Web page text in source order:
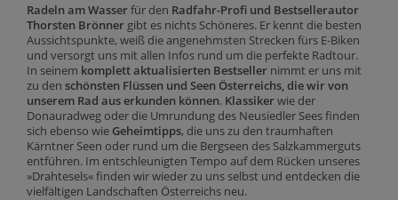
Radeln am Wasserfür den Radfahr-Profi und Bestsellerautor
Thorsten Brönner gibt es nichts Schöneres. Er kennt die besten
Aussichtspunkte, weiß die angenehmsten Strecken fürs E-Biken
und versorgt uns mit allen Infos rund um die perfekte Radtour.
In seinem komplett aktualisierten Bestseller nimmt er uns mit
zu den schönsten Flüssen und Seen Österreichs, die wir von
unserem Rad aus erkunden können. Klassikerwie der
Donauradweg oder die Umrundung des Neusiedler Sees finden
sich ebenso wie Geheimtipps, die uns zu den traumhaften
Kärntner Seen oder rund um die Bergseen des Salzkammerguts
entführen. Im entschleunigten Tempo auf dem Rücken unseres
»Drahtesels« finden wir wieder zu uns selbst und entdecken die
vielfältigen Landschaften Österreichs neu.